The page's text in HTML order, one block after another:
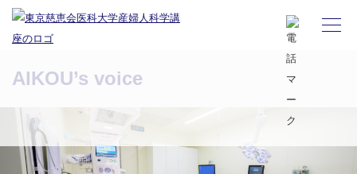
AIKOU’s voice